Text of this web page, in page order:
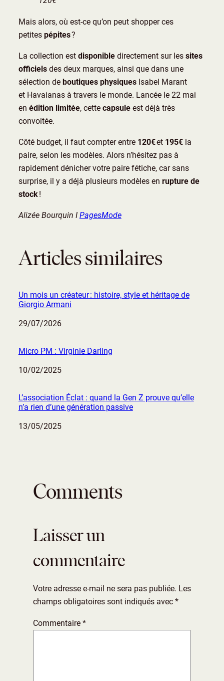
Mais alors, où est-ce qu’on peut shopper ces
petites pépites?
La collection est disponibledirectement sur les sites
officielsdes deux marques, ainsi que dans une
sélection de boutiques physiquesIsabel Marant
et Havaianas à travers le monde. Lancée le 22 mai
en édition limitée, cette capsuleest déjà très
convoitée.
Côté budget, il faut compter entre 120€et 195€la
paire, selon les modèles. Alors n’hésitez pas à
rapidement dénicher votre paire fétiche, car sans
surprise, il y a déjà plusieurs modèles en rupture de
stock!
Alizée Bourquin I PagesMode
Articles similaires
Un mois un créateur : histoire, style et héritage de
Giorgio Armani
Date
29/07/2026
Micro PM : Virginie Darling
Date
10/02/2025
L’association Éclat : quand la Gen Z prouve qu’elle
n’a rien d’une génération passive
Date
13/05/2025
Comments
Laisser un
commentaire
Votre adresse e-mail ne sera pas publiée. Les
champs obligatoires sont indiqués avec *
Commentaire *